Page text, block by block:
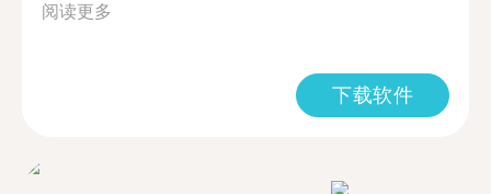
阅读更多
下载软件